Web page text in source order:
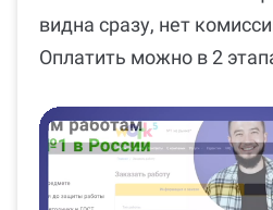
видна сразу, нет
Оплатить можно в 2